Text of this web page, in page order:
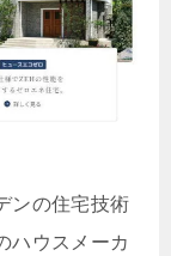
ンの住宅技術
ハウスメーカ